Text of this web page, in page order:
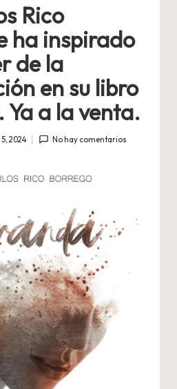
Rico
ha inspirado
de la
en su libro
Ya a la venta.
2024 No hay comentarios